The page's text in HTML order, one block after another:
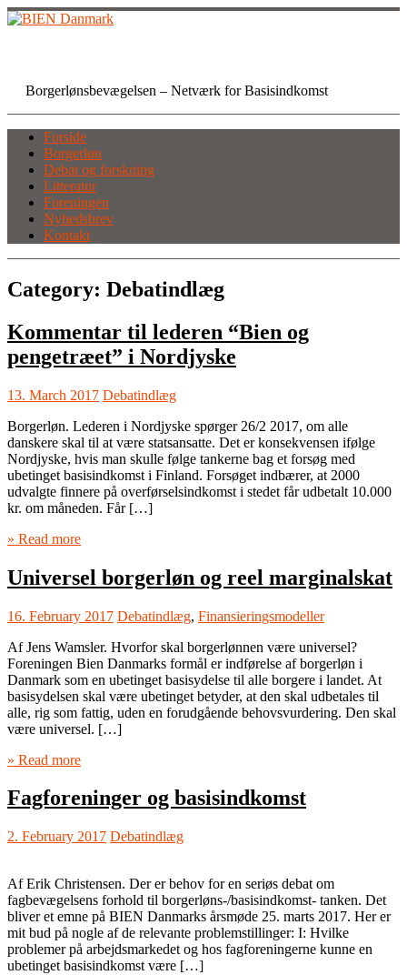
Skip
to
Borgerlønsbevægelsen – Netværk for Basisindkomst
Forside
Borgerløn
Debat og forskning
Litteratur
Foreningen
Nyhedsbrev
Kontakt
Category: Debatindlæg
Kommentar til lederen “Bien og
pengetræet” i Nordjyske
13. March 2017 Debatindlæg
Borgerløn. Lederen i Nordjyske spørger 26/2 2017, om alle
danskere skal til at være statsansatte. Det er konsekvensen ifølge
Nordjyske, hvis man skulle følge tankerne bag et forsøg med
ubetinget basisindkomst i Finland. Forsøget indbærer, at 2000
udvalgte finnere på overførselsindkomst i stedet får udbetalt 10.000
kr. om måneden. Får […]
» Read more
Universel borgerløn og reel marginalskat
16. February 2017 Debatindlæg, Finansieringsmodeller
Af Jens Wamsler. Hvorfor skal borgerlønnen være universel?
Foreningen Bien Danmarks formål er indførelse af borgerløn i
Danmark som en ubetinget basisydelse til alle borgere i landet. At
basisydelsen skal være ubetinget betyder, at den skal udbetales til
alle, rig som fattig, uden en forudgående behovsvurdering. Den skal
være universel. […]
» Read more
Fagforeninger og basisindkomst
2. February 2017 Debatindlæg
Af Erik Christensen. Der er behov for en seriøs debat om
fagbevægelsens forhold til borgerløns-/basisindkomst- tanken. Det
bliver et emne på BIEN Danmarks årsmøde 25. marts 2017. Her er
mit bud på nogle af de relevante problemstillinger: I: Hvilke
problemer på arbejdsmarkedet og hos fagforeningerne kunne en
ubetinget basisindkomst være […]